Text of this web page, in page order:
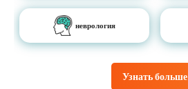
Узнать больше
неврология